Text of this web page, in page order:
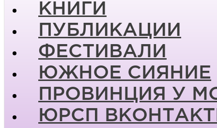
КНИГИ
ПУБЛИКАЦИИ
ФЕСТИВАЛИ
ЮЖНОЕ СИЯНИЕ
ПРОВИНЦИЯ У
ЮРСП